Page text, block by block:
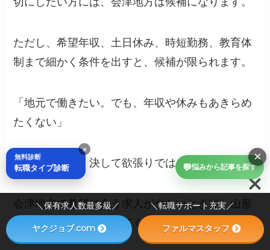
ただし、希望年収、土日休み、時短勤務、教育体
制まで細かく条件を出すと、候補が限られます。
「地元で働きたい。でも、年収や休みもあきらめ
たくない」
そう思うのは、決して欲張りではありません。
会津地方で希望に合う求人が少ないときは、山形
県や新潟県も一緒に見てください。
💬悩みから記事を探す
×
×
無料診断
転職タイプ診断
＼保有求人数最多級／ ＼転職サポート充実／
ヤクジョブ.com ファルマスタッフ